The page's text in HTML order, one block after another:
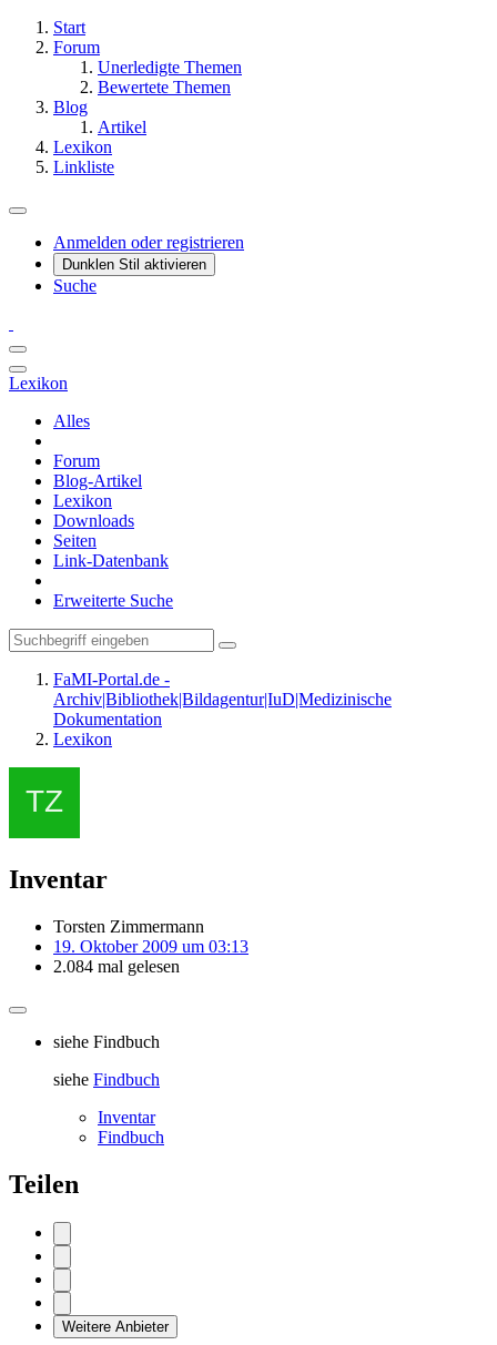
Start
Forum
Unerledigte Themen
Bewertete Themen
Blog
Artikel
Lexikon
Linkliste
Anmelden oder registrieren
Dunklen Stil aktivieren
Suche
Lexikon
Alles
Forum
Blog-Artikel
Lexikon
Downloads
Seiten
Link-Datenbank
Erweiterte Suche
FaMI-Portal.de -
Archiv|Bibliothek|Bildagentur|IuD|Medizinische
Dokumentation
Lexikon
Inventar
Torsten Zimmermann
19. Oktober 2009 um 03:13
2.084 mal gelesen
siehe Findbuch
siehe Findbuch
Inventar
Findbuch
Teilen
Weitere Anbieter